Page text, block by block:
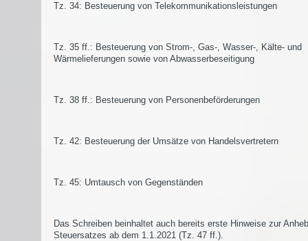
Tz. 34: Besteuerung von Telekommunikationsleistungen
Tz. 35 ff.: Besteuerung von Strom-, Gas-, Wasser-, Kälte- und
Wärmelieferungen sowie von Abwasserbeseitigung
Tz. 38 ff.: Besteuerung von Personenbeförderungen
Tz. 42: Besteuerung der Umsätze von Handelsvertretern
Tz. 45: Umtausch von Gegenständen
Das Schreiben beinhaltet auch bereits erste Hinweise zur
Steuersatzes ab dem 1.1.2021 (Tz. 47 ff.).